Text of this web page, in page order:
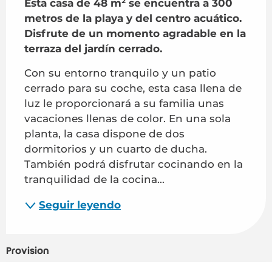
Esta casa de 48 m² se encuentra a 300
metros de la playa y del centro acuático.
Disfrute de un momento agradable en la
terraza del jardín cerrado.
Con su entorno tranquilo y un patio
cerrado para su coche, esta casa llena de
luz le proporcionará a su familia unas
vacaciones llenas de color. En una sola
planta, la casa dispone de dos
dormitorios y un cuarto de ducha.
También podrá disfrutar cocinando en la
tranquilidad de la cocina...
Seguir leyendo
Provisión